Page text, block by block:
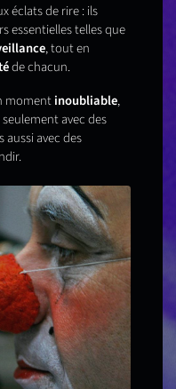
éclats de rire : ils
essentielles telles que
, tout en
de chacun.
momentinoubliable,
avec des
aussi avec des